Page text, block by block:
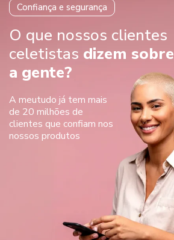
Confiança e segurança
O que nossos clientes
celetistas dizem sobre
a gente?
A meutudo já tem mais
de 20 milhões de
clientes que confiam nos
nossos produtos